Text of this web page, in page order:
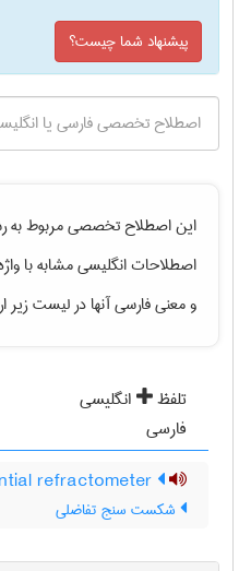
پیشنهاد شما چیست؟
این اصطلاح تخصصی مربوط به
اصطلاحات انگلیسی مشابه با
و معنی فارسی آنها در لیست زیر
تلفظ
انگلیسی
فارسی
شکست سنج تفاضلی